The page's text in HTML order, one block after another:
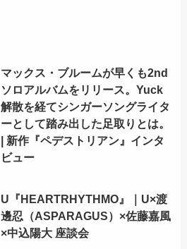
マックス・ブルームが早くも2nd
ソロアルバムをリリース。Yuck
解散を経てシンガーソングライタ
ーとして踏み出した足取りとは。
| 新作『ペデストリアン』インタ
ビュー
U『HEARTRHYTHMO』｜U×渡
邊忍（ASPARAGUS）×佐藤嘉風
×中込陽大 座談会